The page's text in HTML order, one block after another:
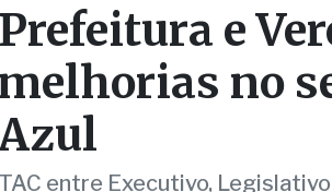
melhorias no
Azul
TAC entre Executivo,
a melhoria no